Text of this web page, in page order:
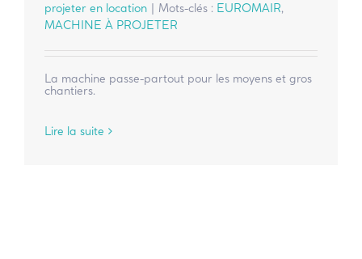
projeter en location | Mots-clés : EUROMAIR,
MACHINE À PROJETER
La machine passe-partout pour les moyens et gros
chantiers.
Lire la suite